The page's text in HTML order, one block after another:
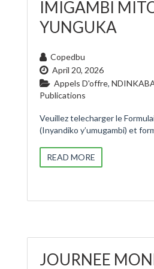
IMIGAMBI
YUNGUKA
Copedbu
April 20, 2026
Appels D'offre,
Publications
Veuillez telecharger le
(Inyandiko y’umugambi) et
READ MORE
JOURNEE